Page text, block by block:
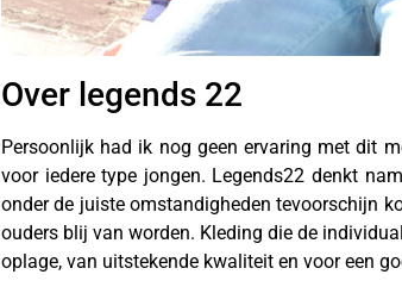
Over legends 22
Persoonlijk had ik nog geen ervaring met dit
voor iedere type jongen. Legends22 denkt
onder de juiste omstandigheden tevoorschijn
ouders blij van worden. Kleding die de
oplage, van uitstekende kwaliteit en voor een